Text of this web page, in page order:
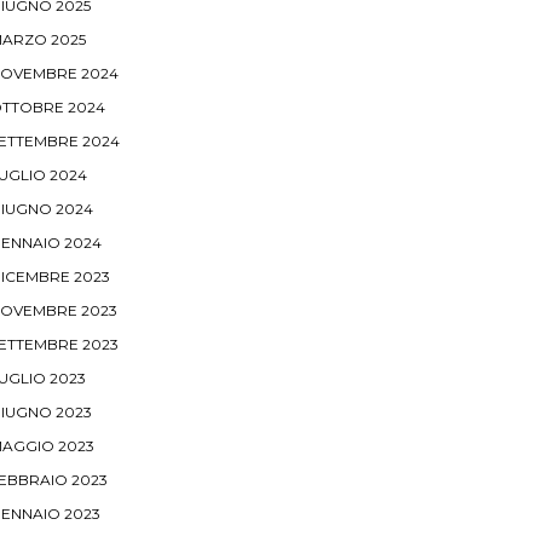
2025
2025
2024
2024
2024
2024
2024
2024
2023
2023
2023
2023
2023
2023
2023
2023